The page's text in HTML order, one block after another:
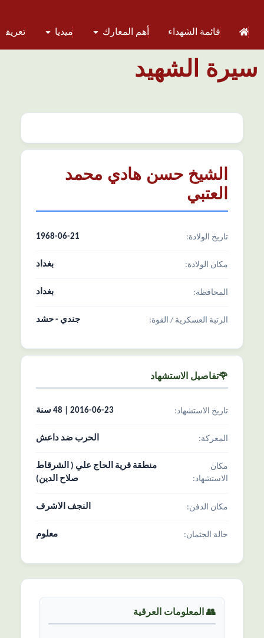
قائمة الشهداء أهم المعارك ميديا تعريف
سيرة الشهيد
الشيخ حسن هادي محمد
العتبي
تاریخ الولادة: 1968-06-21
مکان الولادة: بغداد
المحافظة: بغداد
الرتبة العسکریة / القوة: جندي - حشد
🌹تفاصیل الاستشهاد
تاریخ الاستشهاد: 2016-06-23 | 48 سنة
المعرکة: الحرب ضد داعش
مکان
الاستشهاد:
منطقة قرية الحاج علي ( الشرقاط
صلاح الدين)
مکان الدفن: النجف الاشرف
حالة الجثمان: معلوم
👥 المعلومات العرقیة